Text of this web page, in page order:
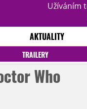
Užíváním
AKTUALITY
TRAILERY
Who